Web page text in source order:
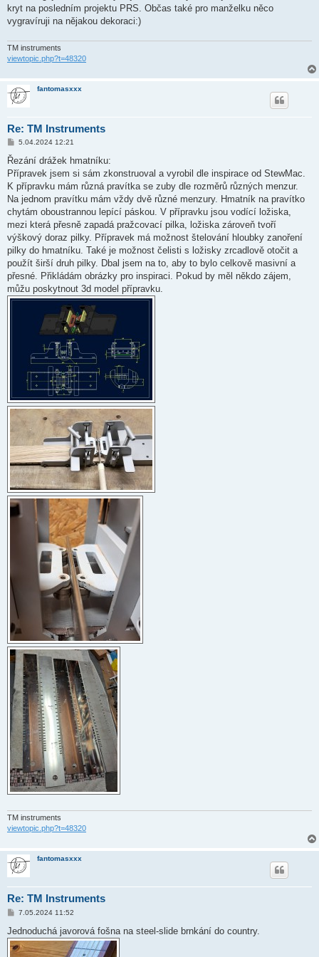
kryt na posledním projektu PRS. Občas také pro manželku něco
vygravíruji na nějakou dekoraci:)
TM instruments
viewtopic.php?t=48320
fantomasxxx
Re: TM Instruments
P
í
p
ě
v
e
k
5.04.2024 12:21
Řezání drážek hmatníku:
Přípravek jsem si sám zkonstruoval a vyrobil dle inspirace od StewMac.
K přípravku mám různá pravítka se zuby dle rozměrů různých menzur.
Na jednom pravítku mám vždy dvě různé menzury. Hmatník na pravítko
chytám oboustrannou lepící páskou. V přípravku jsou vodící ložiska,
mezi která přesně zapadá pražcovací pilka, ložiska zároveň tvoří
výškový doraz pilky. Přípravek má možnost štelování hloubky zanoření
pilky do hmatníku. Také je možnost čelisti s ložisky zrcadlově otočit a
použít širší druh pilky. Dbal jsem na to, aby to bylo celkově masivní a
přesné. Přikládám obrázky pro inspiraci. Pokud by měl někdo zájem,
můžu poskytnout 3d model přípravku.
TM instruments
viewtopic.php?t=48320
fantomasxxx
Re: TM Instruments
P
í
s
p
ě
7.05.2024 11:52
Jednoduchá javorová fošna na steel-slide brnkání do country.